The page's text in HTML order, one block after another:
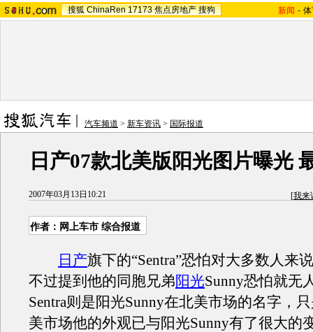
搜狐 ChinaRen 17173 焦点房地产 搜狗 新闻 -
汽车频道 > 新车资讯 > 国际报道
日产07款北美版阳光图片曝光
2007年03月13日10:21 [我来
作者：网上车市 综合报道
日产旗下的“Sentra”恐怕对大多数人来
不过提到他的同胞兄弟阳光Sunny恐怕就无
Sentra则是阳光Sunny在北美市场的名字，
美市场他的外观已与阳光Sunny有了很大的